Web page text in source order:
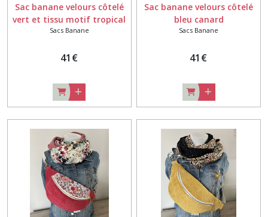
Sac banane velours côtelé
vert et tissu motif tropical
vert
Sacs Banane
41 €
Sac banane velours côtelé
bleu canard
Sacs Banane
41 €